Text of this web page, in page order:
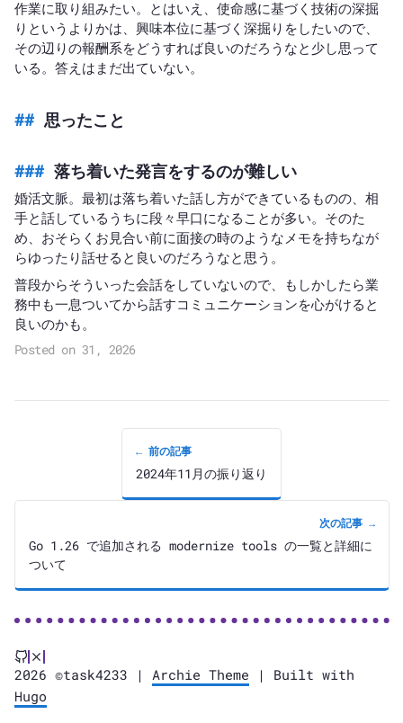
作業に取り組みたい。とはいえ、使命感に基づく技術の深掘
りというよりかは、興味本位に基づく深掘りをしたいので、
その辺りの報酬系をどうすれば良いのだろうなと少し思って
いる。答えはまだ出ていない。
思ったこと
落ち着いた発言をするのが難しい
婚活文脈。最初は落ち着いた話し方ができているものの、相
手と話しているうちに段々早口になることが多い。そのた
め、おそらくお見合い前に面接の時のようなメモを持ちなが
らゆったり話せると良いのだろうなと思う。
普段からそういった会話をしていないので、もしかしたら業
務中も一息ついてから話すコミュニケーションを心がけると
良いのかも。
Posted on 31, 2026
← 前の記事
2024年11月の振り返り
次の記事 →
Go 1.26 で追加される modernize tools の一覧と詳細に
ついて
2026 ©task4233 | Archie Theme | Built with
Hugo